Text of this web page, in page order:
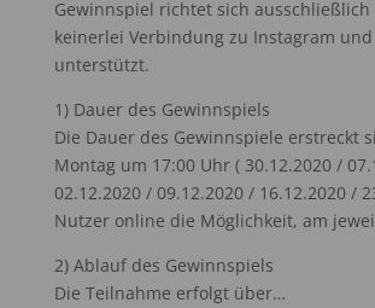
Gewinnspiel richtet sich
keinerlei Verbindung zu Instagram
unterstützt.
1) Dauer des Gewinnspiels
Die Dauer des Gewinnspiele erstreckt
Montag um 17:00 Uhr ( 30.12.2020 /
02.12.2020 / 09.12.2020 / 16.12.2020 /
Nutzer online die Möglichkeit, am
2) Ablauf des Gewinnspiels
Die Teilnahme erfolgt über…